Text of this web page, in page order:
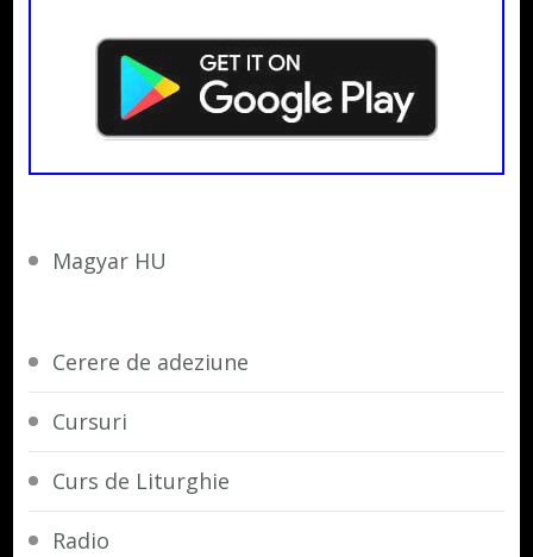
Magyar HU
Cerere de adeziune
Cursuri
Curs de Liturghie
Radio